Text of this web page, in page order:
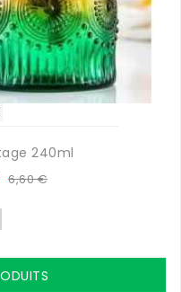
240ml
6,60 €